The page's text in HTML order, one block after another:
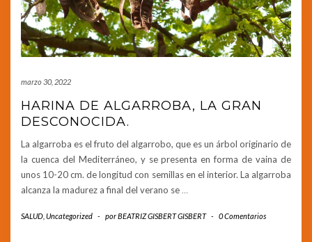
marzo 30, 2022
HARINA DE ALGARROBA, LA GRAN
DESCONOCIDA.
La algarroba es el fruto del algarrobo, que es un árbol originario de
la cuenca del Mediterráneo, y se presenta en forma de vaina de
unos 10-20 cm. de longitud con semillas en el interior. La algarroba
alcanza la madurez a final del verano se …
SALUD Uncategorized - porBEATRIZ GISBERT GISBERT - 0 Comentarios